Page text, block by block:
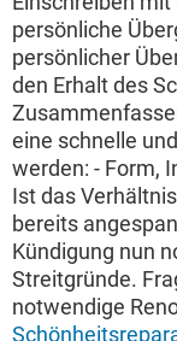
persönliche
persönlicher
den Erhalt des
eine schnelle
werden: - Form,
Ist das
bereits
Kündigung nun
Streitgründe.
notwendige